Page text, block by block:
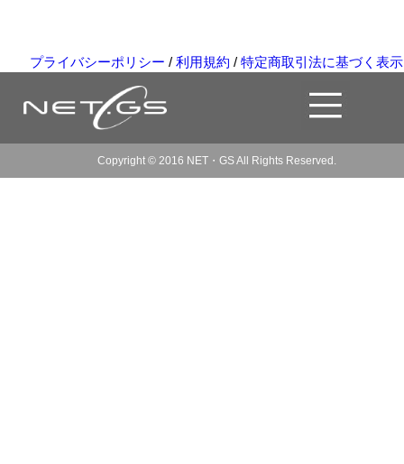
プライバシーポリシー / 利用規約 / 特定商取引法に基づく表示
Copyright © 2016 NET・GS All Rights Reserved.